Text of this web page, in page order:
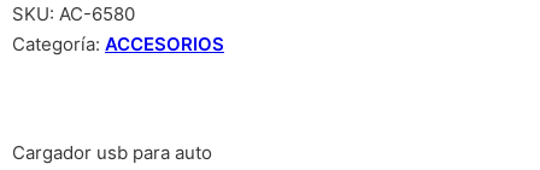
SKU: AC-6580
Categoría: ACCESORIOS
Cargador usb para auto